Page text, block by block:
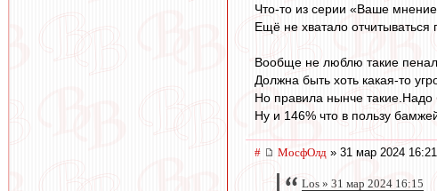
Что-то из серии «Ваше
Ещё не хватало
Вообще не люблю такие
Должна быть хоть какая-то
Но правила нынче такие.Надо
Ну и 146% что в пользу
# МосфОлд » 31 мар 2024 16:21
Los » 31 мар 2024 16:15